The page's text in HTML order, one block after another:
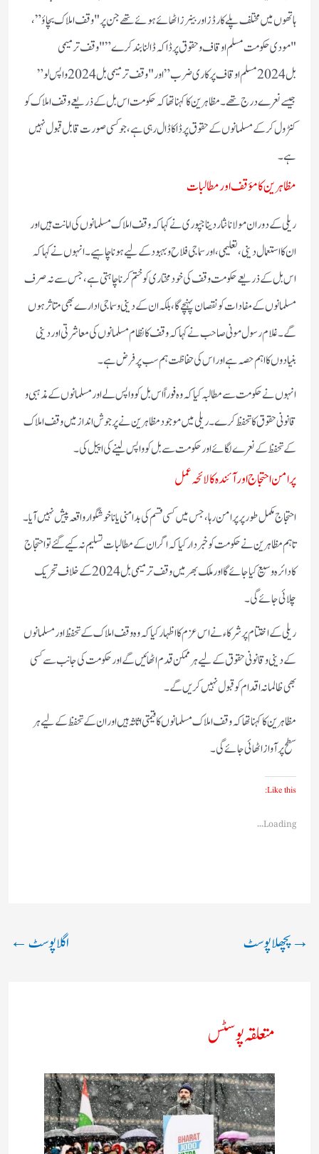
ہاتھوں میں مختلف پلے کارڈز اور بینرز اٹھائے ہوئے تھے جن پر "وقف املاک بچاؤ”،
"مودی حکومت مسلم اوقاف و حقوق پر ڈاکہ ڈالنا بند کرے” "وقف ترمیمی
بل 2024 مسلم اوقاف پر کاری ضرب” اور "وقف ترمیمی بل 2024 واپس لو”
جیسے نعرے درج تھے۔ مظاہرین کا کہنا تھا کہ حکومت اس بل کے ذریعے وقف املاک کو
کنٹرول کر کے مسلمانوں کے حقوق پر ڈاکا ڈال رہی ہے، جو کسی صورت قابل قبول نہیں
ہے۔
مظاہرین کا مؤقف اور مطالبات
ریلی کے دوران مولانا نثار دیناجپوری نے کہا کہ وقف املاک مسلمانوں کی امانت ہیں اور
ان کا استعمال دینی، تعلیمی، اور سماجی فلاح و بہبود کے لیے ہونا چاہیے۔ انہوں نے کہا کہ
اس بل کے ذریعے حکومت وقف کی خودمختاری کو ختم کرنا چاہتی ہے، جس سے نہ صرف
مسلمانوں کے مفادات کو نقصان پہنچے گا، بلکہ ان کے دینی و سماجی ادارے بھی متاثر ہوں
گے۔ غلام رسول مونی صاحب نے کہا کہ وقف کا نظام مسلمانوں کی معاشرتی اور دینی
بنیادوں کا اہم حصہ ہے اور اس کی حفاظت ہم سب پر فرض ہے۔
انہوں نے حکومت سے مطالبہ کیا کہ وہ فوراً اس بل کو واپس لے اور مسلمانوں کے مذہبی و
قانونی حقوق کا تحفظ کرے۔ ریلی میں موجود مظاہرین نے پرجوش انداز میں وقف املاک
کے تحفظ کے نعرے لگائے اور حکومت سے بل کو واپس لینے کی اپیل کی۔
پرامن احتجاج اور آئندہ کا لائحہ عمل
احتجاج مکمل طور پر پرامن رہا، جس میں کسی قسم کی بدامنی یا ناخوشگوار واقعہ پیش نہیں آیا۔
تاہم مظاہرین نے حکومت کو خبردار کیا کہ اگر ان کے مطالبات تسلیم نہ کیے گئے تو احتجاج
کا دائرہ وسیع کیا جائے گا اور ملک بھر میں وقف ترمیمی بل 2024 کے خلاف تحریک
چلائی جائے گی۔
ریلی کے اختتام پر شرکاء نے اس عزم کا اظہار کیا کہ وہ وقف املاک کے تحفظ اور مسلمانوں
کے دینی و قانونی حقوق کے لیے ہر ممکن قدم اٹھائیں گے اور حکومت کی جانب سے کسی
بھی ظالمانہ اقدام کو قبول نہیں کریں گے۔
مظاہرین کا کہنا تھا کہ وقف املاک مسلمانوں کا قیمتی اثاثہ ہیں اور ان کے تحفظ کے لیے ہر
سطح پر آواز اٹھائی جائے گی۔
Like this:
Loading...
→پچھلا پوسٹ اگلا پوسٹ←
متعلقہ پوسٹس